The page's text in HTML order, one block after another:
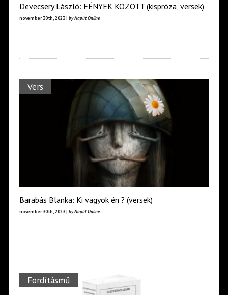
Devecsery László: FÉNYEK KÖZÖTT (kispróza, versek)
november 30th, 2023 | by Napút Online
Vers
Barabás Blanka: Ki vagyok én ? (versek)
november 30th, 2023 | by Napút Online
Fordításmű